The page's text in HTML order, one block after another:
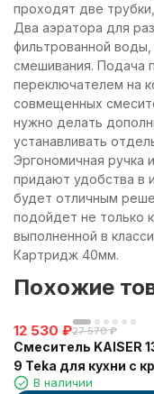
проходят две
Два аэратора для
фильтрованной
смешивания. Подача
переключателем на
совмещенных
нужно делать
устанавливать
Эргономичная ручка
придают удобства в
будет отличным
подойдет не только
выполненной в
Картридж 40мм.
Похожие
12 530 ₽27 570 ₽
Смеситель KAISER
9 Teka для кухни с
для питьевой воды,
В наличии